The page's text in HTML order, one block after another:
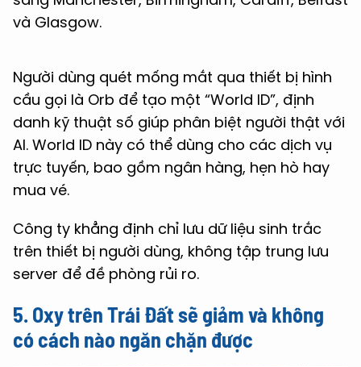
và Glasgow.
Người dùng quét mống mắt qua thiết bị hình
cầu gọi là Orb để tạo một “World ID”, định
danh kỹ thuật số giúp phân biệt người thật với
AI. World ID này có thể dùng cho các dịch vụ
trực tuyến, bao gồm ngân hàng, hẹn hò hay
mua vé.
Công ty khẳng định chỉ lưu dữ liệu sinh trắc
trên thiết bị người dùng, không tập trung lưu
server để đề phòng rủi ro.
5. Oxy trên Trái Đất sẽ giảm và không
có cách nào ngăn chặn được